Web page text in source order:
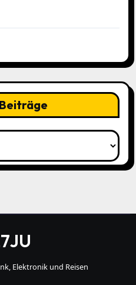
Elektronik und Reisen